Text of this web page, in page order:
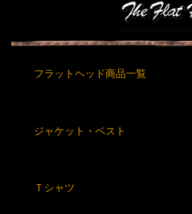
フラットヘッド商品一覧
ジャケット・ベスト
Ｔシャツ